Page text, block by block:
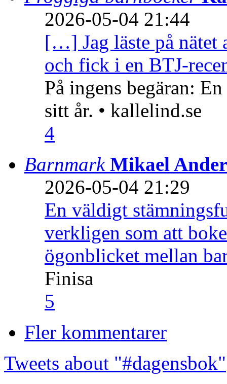
2026-05-04 21:44
[…] Jag läste på nätet
och fick i en BTJ-
På ingens begäran:
sitt år. • kallelind.se
4
Barnmark Mikael
2026-05-04 21:29
En väldigt
verkligen som att
ögonblicket mellan
Finisa
5
Fler kommentarer
Tweets about "#dagensbok"